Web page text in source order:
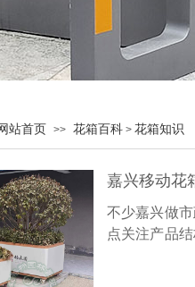
站首页 >> 花箱百科 >花箱知识
嘉兴移动花
不少嘉兴做
点关注产品